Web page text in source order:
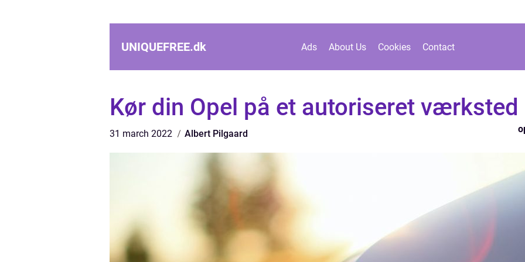
UNIQUEFREE.dk Ads About Us Cookies Contact
Kør din Opel på et autoriseret værksted
31 march 2022 Albert Pilgaard